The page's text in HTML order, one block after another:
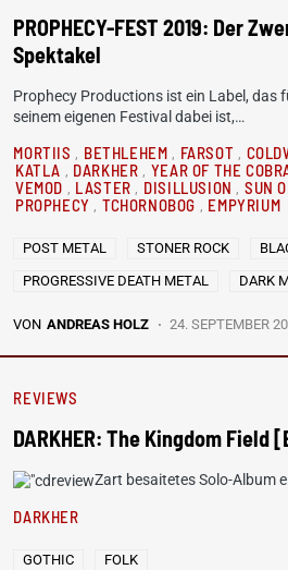
PROPHECY-FEST 2019: Der
Spektakel
Prophecy Productions ist ein Label, das
seinem eigenen Festival dabei ist,…
MORTIIS BETHLEHEM FARSOT
KATLA
DARKHER YEAR OF THE
VEMOD
LASTER DISILLUSION SUN
PROPHECY
TCHORNOBOG EMPYRIUM
POST METAL STONER ROCK
PROGRESSIVE DEATH METAL
DARK
VON ANDREAS HOLZ 24. SEPTEMBER
REVIEWS
DARKHER: The Kingdom Field
Zart besaitetes Solo-Album
DARKHER
GOTHIC FOLK